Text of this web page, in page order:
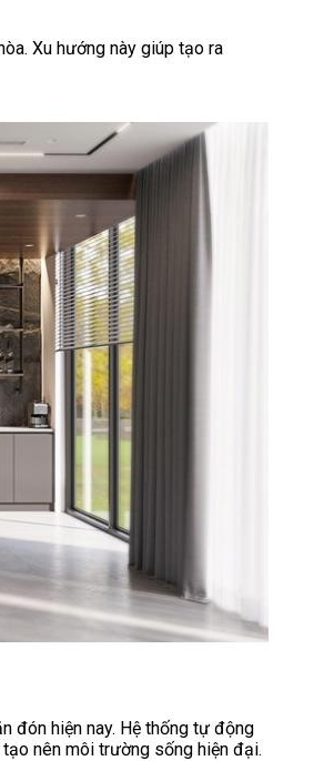
Xu hướng này giúp tạo ra
đón hiện nay. Hệ thống tự động
nên môi trường sống hiện đại.